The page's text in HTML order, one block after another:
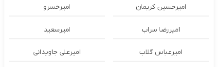
امیرحسین کریمان امیرخسرو
امیررضا سراب امیرسعید
امیرعباس گلاب امیرعلی جاویدانی